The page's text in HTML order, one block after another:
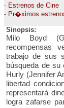
- Estrenos de Cine
- Pr�ximos
Sinopsis:
Milo Boyd
recompensas
trabajo de sus
búsqueda de su
Hurly (Jennifer
libertad
representará
logra zafarse